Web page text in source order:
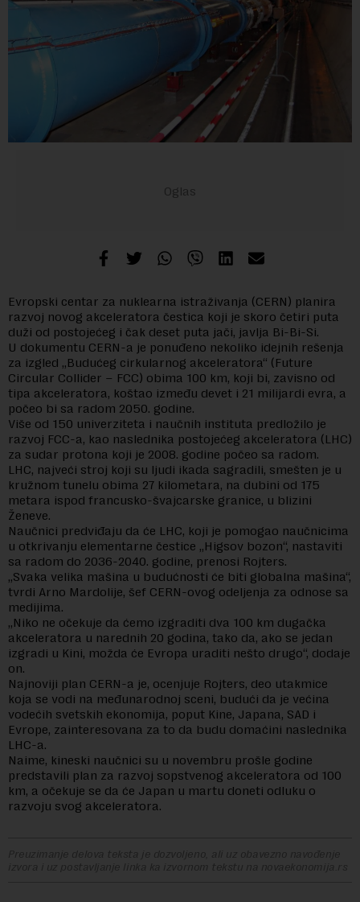
Evropski centar za nuklearna istraživanja (CERN) planira
razvoj novog akceleratora čestica koji je skoro četiri puta
duži od postojećeg i čak deset puta jači, javlja Bi-Bi-Si.
U dokumentu CERN-a je ponuđeno nekoliko idejnih rešenja
za izgled „Budućeg cirkularnog akceleratora“ (Future
Circular Collider – FCC) obima 100 km, koji bi, zavisno od
tipa akceleratora, koštao između devet i 21 milijardi evra, a
počeo bi sa radom 2050. godine.
Više od 150 univerziteta i naučnih instituta predložilo je
razvoj FCC-a, kao naslednika postojećeg akceleratora (LHC)
za sudar protona koji je 2008. godine počeo sa radom.
LHC, najveći stroj koji su ljudi ikada sagradili, smešten je u
kružnom tunelu obima 27 kilometara, na dubini od 175
metara ispod francusko-švajcarske granice, u blizini
Ženeve.
Naučnici predviđaju da će LHC, koji je pomogao naučnicima
u otkrivanju elementarne čestice „Higsov bozon“, nastaviti
sa radom do 2036-2040. godine, prenosi Rojters.
„Svaka velika mašina u budućnosti će biti globalna mašina“,
tvrdi Arno Mardolije, šef CERN-ovog odeljenja za odnose sa
medijima.
„Niko ne očekuje da ćemo izgraditi dva 100 km dugačka
akceleratora u narednih 20 godina, tako da, ako se jedan
izgradi u Kini, možda će Evropa uraditi nešto drugo“, dodaje
on.
Najnoviji plan CERN-a je, ocenjuje Rojters, deo utakmice
koja se vodi na međunarodnoj sceni, budući da je većina
vodećih svetskih ekonomija, poput Kine, Japana, SAD i
Evrope, zainteresovana za to da budu domaćini naslednika
LHC-a.
Naime, kineski naučnici su u novembru prošle godine
predstavili plan za razvoj sopstvenog akceleratora od 100
km, a očekuje se da će Japan u martu doneti odluku o
razvoju svog akceleratora.
Preuzimanje delova teksta je dozvoljeno, ali uz obavezno navođenje
izvora i uz postavljanje linka ka izvornom tekstu na novaekonomija.rs